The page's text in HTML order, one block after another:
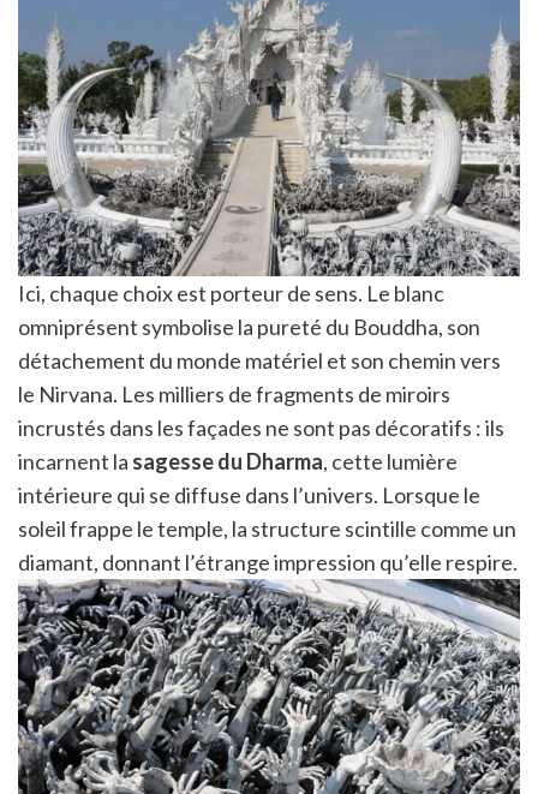
Ici, chaque choix est porteur de sens. Le blanc
omniprésent symbolise la pureté du Bouddha, son
détachement du monde matériel et son chemin vers
le Nirvana. Les milliers de fragments de miroirs
incrustés dans les façades ne sont pas décoratifs : ils
incarnent la sagesse du Dharma, cette lumière
intérieure qui se diffuse dans l’univers. Lorsque le
soleil frappe le temple, la structure scintille comme un
diamant, donnant l’étrange impression qu’elle respire.